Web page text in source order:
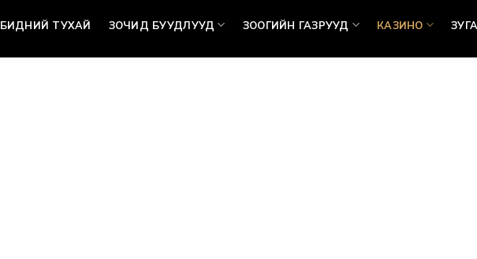
БИДНИЙ ТУХАЙ ЗОЧИД БУУДЛУУД ЗООГИЙН ГАЗРУУД КАЗИНО